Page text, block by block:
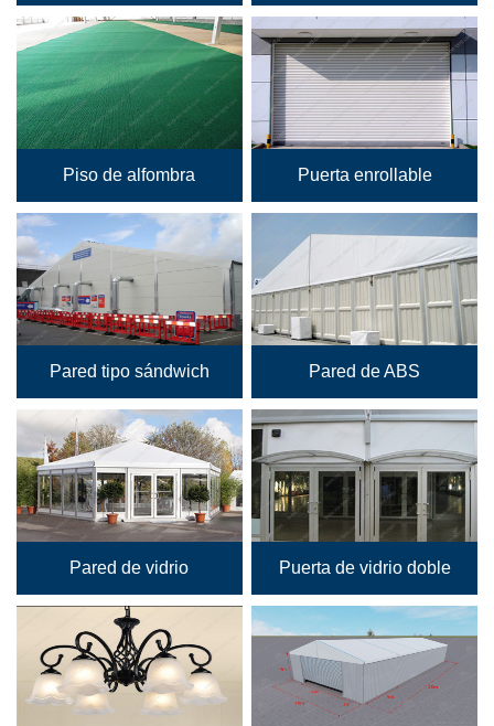
Piso de alfombra Puerta enrollable
Pared tipo sándwich Pared de ABS
Pared de vidrio Puerta de vidrio doble